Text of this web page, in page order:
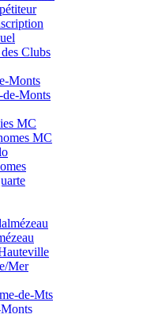
Clubs
Monts
de-Monts
MC
MC
Mer
de-Mts